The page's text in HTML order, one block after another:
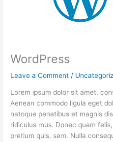
WordPress
Leave a Comment /
Lorem ipsum dolor sit amet,
Aenean commodo ligula eget
natoque penatibus et magnis
ridiculus mus. Donec quam
pretium quis, sem. Nulla